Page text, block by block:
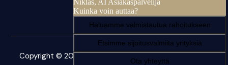
Copyright © 2026 – Norte. Kaikki oikeudet pidätetään.